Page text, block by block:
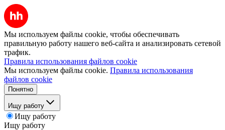
Мы используем файлы cookie, чтобы обеспечивать
правильную работу нашего веб-сайта и анализировать сетевой
трафик.
Правила использования файлов cookie
Мы используем файлы cookie. Правила использования
файлов cookie
Понятно
Ищу работу
Ищу работу
Ищу работу